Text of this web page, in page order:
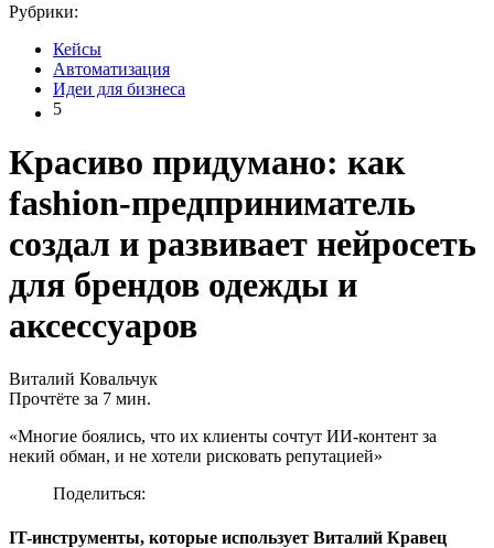
Рубрики:
Кейсы
Автоматизация
Идеи для бизнеса
5
Красиво придумано: как
fashion-предприниматель
создал и развивает нейросеть
для брендов одежды и
аксессуаров
Виталий Ковальчук
Прочтёте за 7 мин.
«Многие боялись, что их клиенты сочтут ИИ-контент за
некий обман, и не хотели рисковать репутацией»
Поделиться:
IT-инструменты, которые использует Виталий Кравец